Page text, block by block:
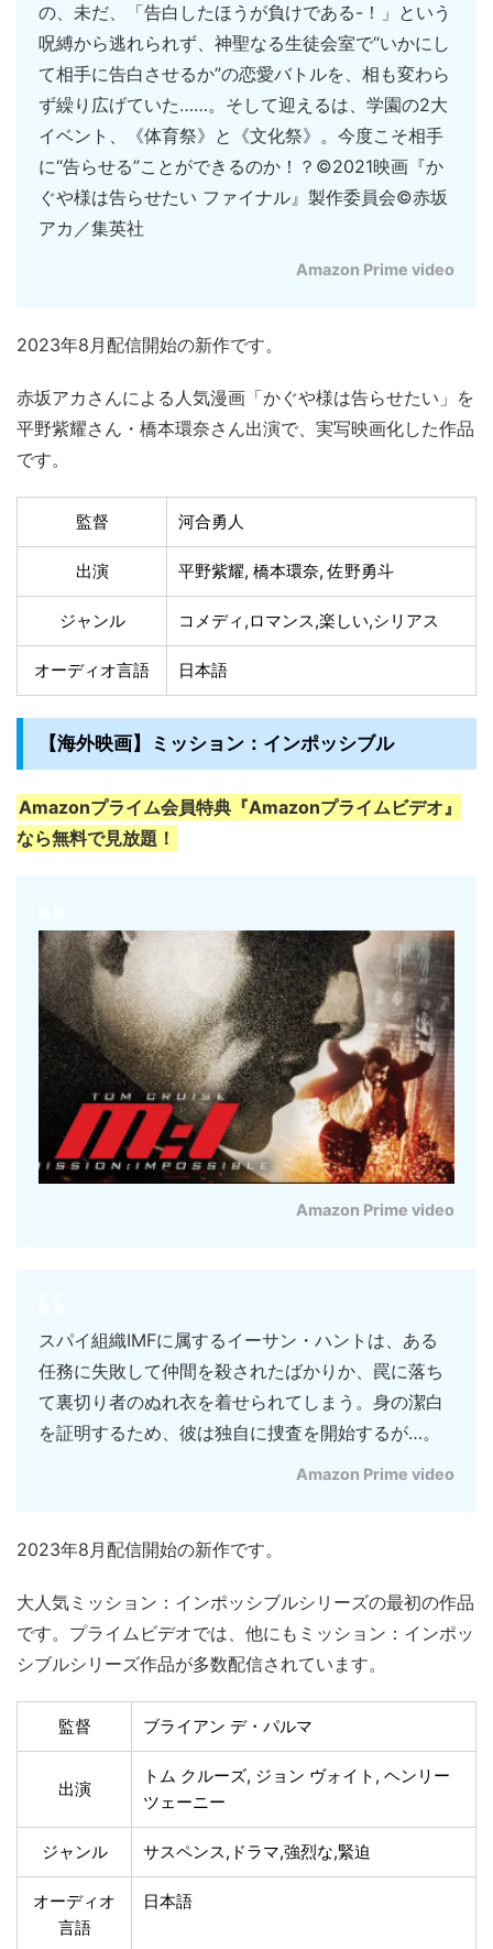
の、未だ、「告白したほうが負けである-！」という
呪縛から逃れられず、神聖なる生徒会室で“いかにし
て相手に告白させるか”の恋愛バトルを、相も変わら
ず繰り広げていた……。そして迎えるは、学園の2大
イベント、《体育祭》と《文化祭》。今度こそ相手
に“告らせる”ことができるのか！？©2021映画『か
ぐや様は告らせたい ファイナル』製作委員会©赤坂
アカ／集英社
Amazon Prime video
2023年8月配信開始の新作です。
赤坂アカさんによる人気漫画「かぐや様は告らせたい」を
平野紫耀さん・橋本環奈さん出演で、実写映画化した作品
です。
監督 河合勇人
出演 平野紫耀, 橋本環奈, 佐野勇斗
ジャンル コメディ,ロマンス,楽しい,シリアス
オーディオ言語 日本語
【海外映画】ミッション：インポッシブル
Amazonプライム会員特典『Amazonプライムビデオ』
なら無料で見放題！
Amazon Prime video
スパイ組織IMFに属するイーサン・ハントは、ある
任務に失敗して仲間を殺されたばかりか、罠に落ち
て裏切り者のぬれ衣を着せられてしまう。身の潔白
を証明するため、彼は独自に捜査を開始するが…。
Amazon Prime video
2023年8月配信開始の新作です。
大人気ミッション：インポッシブルシリーズの最初の作品
です。プライムビデオでは、他にもミッション：インポッ
シブルシリーズ作品が多数配信されています。
監督 ブライアン デ・パルマ
出演
トム クルーズ, ジョン ヴォイト, ヘンリー
ツェーニー
ジャンル サスペンス,ドラマ,強烈な,緊迫
オーディオ
言語
日本語